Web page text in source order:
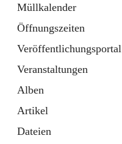
Müllkalender
Öffnungszeiten
Veröffentlichungsportal
Veranstaltungen
Alben
Artikel
Dateien
10 Schnellzugriffe